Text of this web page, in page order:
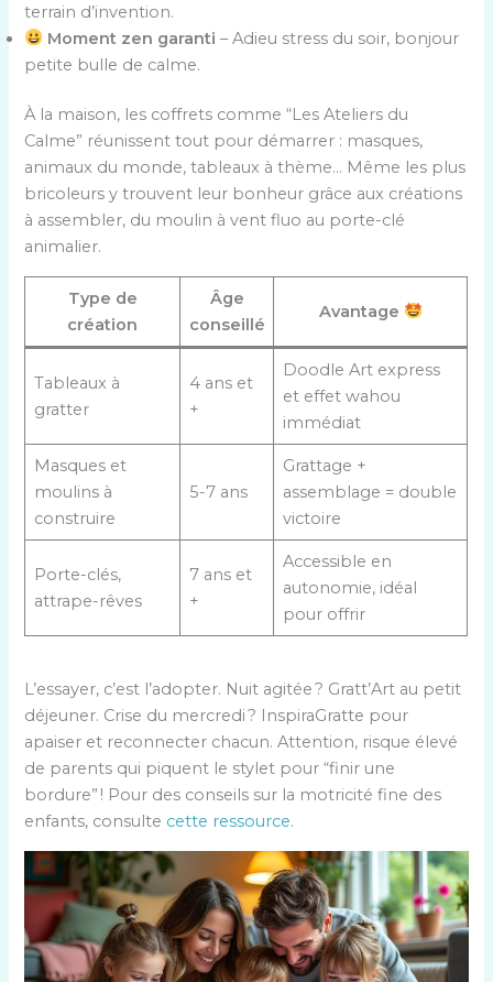
terrain d’invention.
Moment zen garanti – Adieu stress du soir, bonjour
petite bulle de calme.
À la maison, les coffrets comme “Les Ateliers du
Calme” réunissent tout pour démarrer : masques,
animaux du monde, tableaux à thème… Même les plus
bricoleurs y trouvent leur bonheur grâce aux créations
à assembler, du moulin à vent fluo au porte-clé
animalier.
Type de
création
Âge
conseillé
Avantage
Tableaux à
gratter
4 ans et
+
Doodle Art express
et effet wahou
immédiat
Masques et
moulins à
construire
5-7 ans
Grattage +
assemblage = double
victoire
Porte-clés,
attrape-rêves
7 ans et
+
Accessible en
autonomie, idéal
pour offrir
L’essayer, c’est l’adopter. Nuit agitée ? Gratt’Art au petit
déjeuner. Crise du mercredi ? InspiraGratte pour
apaiser et reconnecter chacun. Attention, risque élevé
de parents qui piquent le stylet pour “finir une
bordure” ! Pour des conseils sur la motricité fine des
enfants, consulte cette ressource.